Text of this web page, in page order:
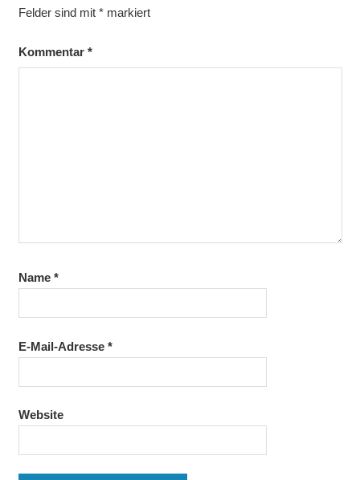
Felder sind mit *markiert
Kommentar *
Name *
E-Mail-Adresse *
Website